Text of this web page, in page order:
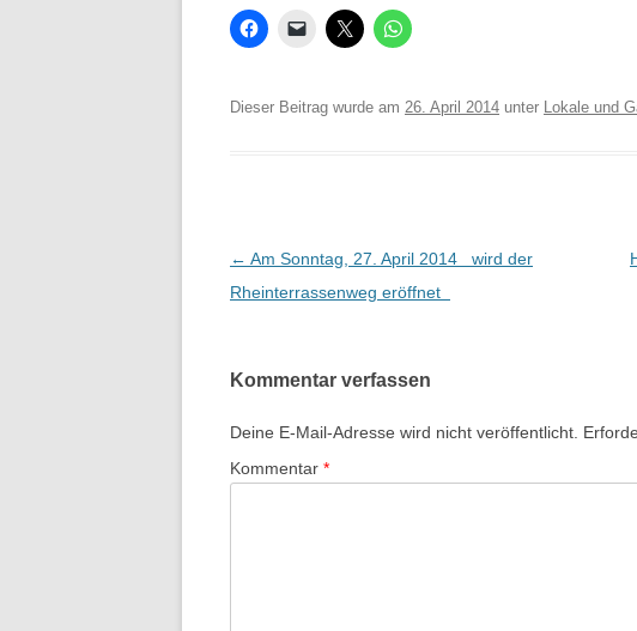
Dieser Beitrag wurde am 26. April 2014 unter Lokale und
Beitrags-
Navigation
← Am Sonntag, 27. April 2014 wird der
Rheinterrassenweg eröffnet
Kommentar verfassen
Deine E-Mail-Adresse wird nicht veröffentlicht.
Kommentar *